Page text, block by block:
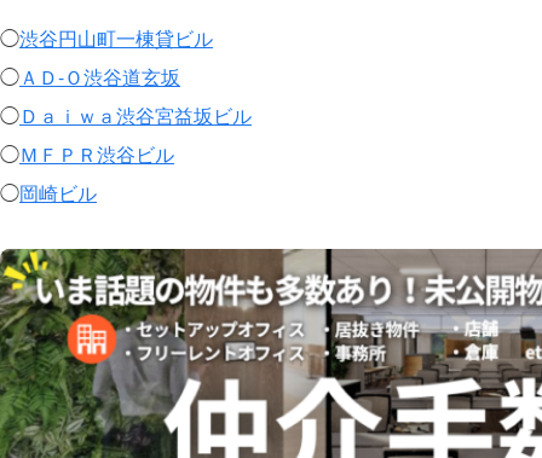
◯渋谷円山町一棟貸ビル
◯ＡＤ-Ｏ渋谷道玄坂
◯Ｄａｉｗａ渋谷宮益坂ビル
◯ＭＦＰＲ渋谷ビル
◯岡崎ビル